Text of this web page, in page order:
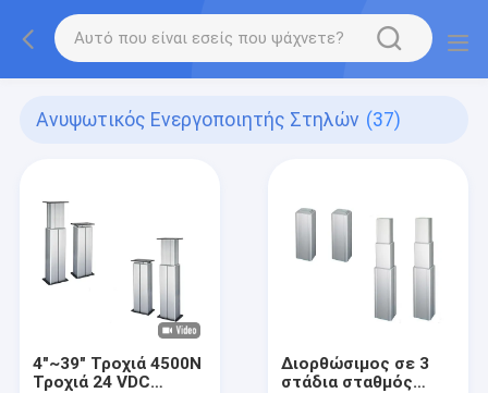
Ανυψωτικός Ενεργοποιητής Στηλών (37)
4"~39" Τροχιά 4500N
Τροχιά 24 VDC
Διορθώσιμος σε 3
στάδια σταθμός